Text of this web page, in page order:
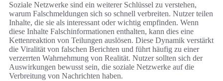
Soziale Netzwerke sind ein weiterer Schlüssel zu verstehen,
warum Falschmeldungen sich so schnell verbreiten. Nutzer teilen
Inhalte, die sie als interessant oder wichtig empfinden. Wenn
diese Inhalte Falschinformationen enthalten, kann dies eine
Kettenreaktion von Teilungen auslösen. Diese Dynamik verstärkt
die Viralität von falschen Berichten und führt häufig zu einer
verzerrten Wahrnehmung von Realität. Nutzer sollten sich der
Auswirkungen bewusst sein, die soziale Netzwerke auf die
Verbreitung von Nachrichten haben.